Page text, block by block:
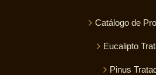
Catálogo de
Eucalipto
Pinus